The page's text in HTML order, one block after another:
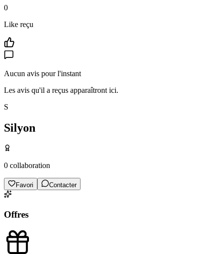
0
Like reçu
Aucun avis pour l'instant
Les avis qu'il a reçus apparaîtront ici.
S
Silyon
0 collaboration
Favori Contacter
Offres